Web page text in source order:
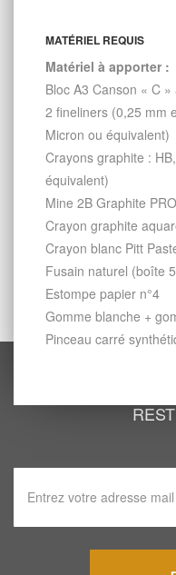
MATÉRIEL REQUIS
Matériel à apporter :
Bloc A3 Canson « C
2 fineliners (0,25 mm
Micron ou équivalent)
Crayons graphite :
équivalent)
Mine 2B Graphite
Crayon graphite
Crayon blanc Pitt
Fusain naturel (boîte
Estompe papier n°4
Gomme blanche +
Pinceau carré